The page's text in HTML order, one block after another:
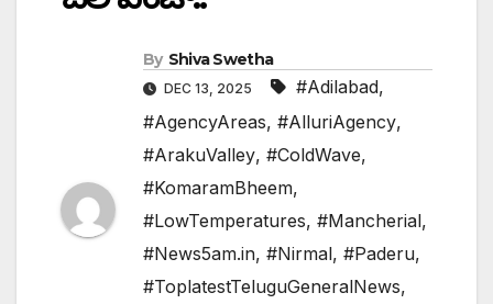
By Shiva Swetha
DEC 13, 2025 #Adilabad,
#AgencyAreas, #AlluriAgency,
#ArakuValley, #ColdWave,
#KomaramBheem,
#LowTemperatures, #Mancherial,
#News5am.in, #Nirmal, #Paderu,
#ToplatestTeluguGeneralNews,